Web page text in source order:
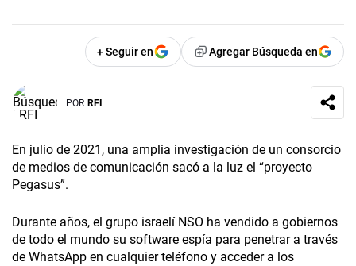
+ Seguir en Agregar Búsqueda en
POR RFI
En julio de 2021, una amplia investigación de un consorcio
de medios de comunicación sacó a la luz el “proyecto
Pegasus”.
Durante años, el grupo israelí NSO ha vendido a gobiernos
de todo el mundo su software espía para penetrar a través
de WhatsApp en cualquier teléfono y acceder a los